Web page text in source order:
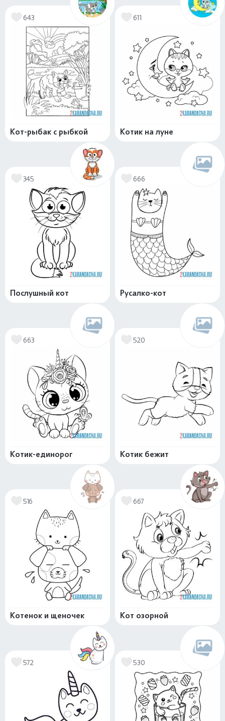
643
Кот-рыбак с рыбкой
611
Котик на луне
345
Послушный кот
666
Русалко-кот
663
Котик-единорог
520
Котик бежит
516
Котенок и щеночек
667
Кот озорной
572 530